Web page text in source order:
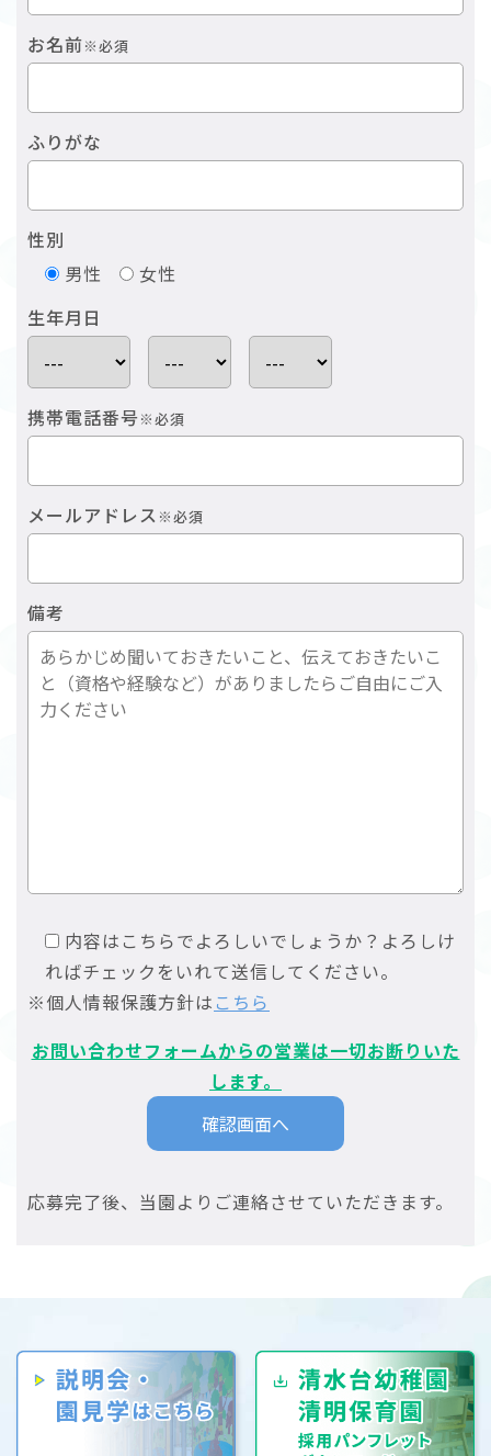
お名前※必須
ふりがな
性別
男性
女性
生年月日
携帯電話番号※必須
メールアドレス ※必須
備考
内容はこちらでよろしいでしょうか？よろしけ
ればチェックをいれて送信してください。
※個人情報保護方針は こちら
お問い合わせフォームからの営業は一切お断りいた
します。
応募完了後、当園よりご連絡させていただきます。